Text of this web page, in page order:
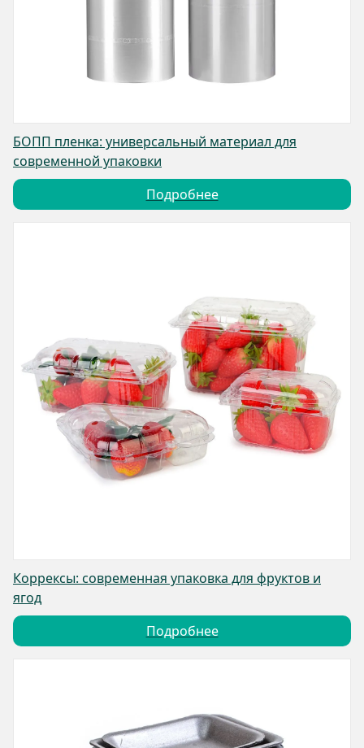
БОПП пленка: универсальный материал для
современной упаковки
Подробнее
Коррексы: современная упаковка для фруктов и
ягод
Подробнее